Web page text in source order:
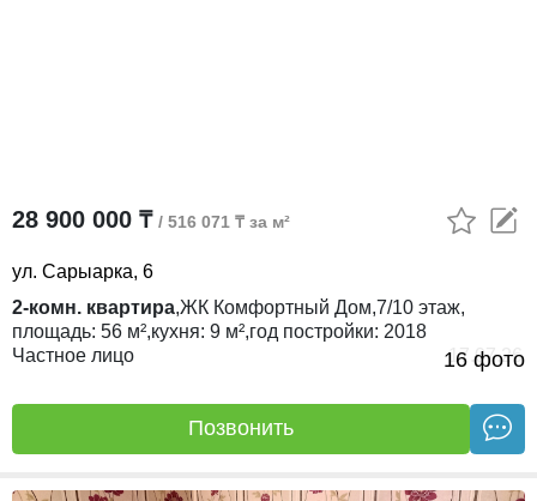
16 фото
28 900 000 ₸ / 516 071 ₸ за м²
ул. Сарыарка, 6
2-комн. квартира,ЖК Комфортный Дом,7/10 этаж,
площадь: 56 м²,кухня: 9 м²,год постройки: 2018
Частное лицо
17.07.26
Позвонить